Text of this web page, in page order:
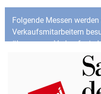
Folgende Messen
Verkaufsmitarbeitern
über unsere